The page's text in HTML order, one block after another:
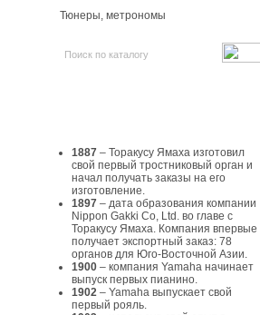
Тюнеры, метрономы
1887 – Торакусу Ямаха изготовил
свой первый тростниковый орган и
начал получать заказы на его
изготовление.
1897 – дата образования компании
Nippon Gakki Co, Ltd. во главе с
Торакусу Ямаха. Компания впервые
получает экспортный заказ: 78
органов для Юго-Восточной Азии.
1900 – компания Yamaha начинает
выпуск первых пианино.
1902 – Yamaha выпускает свой
первый рояль.